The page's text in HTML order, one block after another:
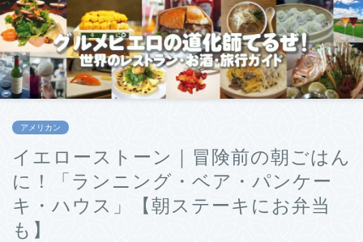
アメリカン
イエローストーン｜冒険前の朝ごはん
に！「ランニング・ベア・パンケー
キ・ハウス」【朝ステーキにお弁当
も】